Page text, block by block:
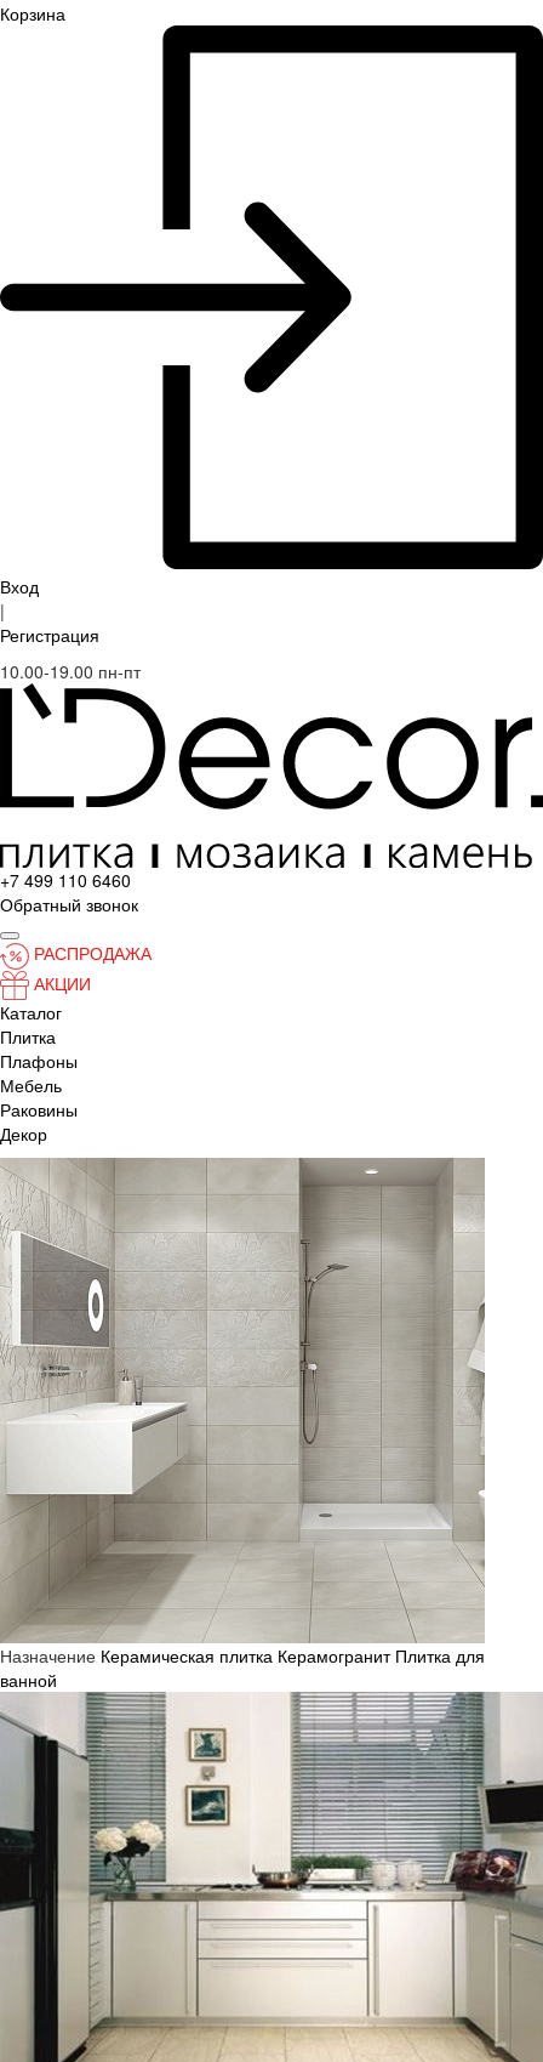
Корзина
Вход
|
Регистрация
10.00-19.00 пн-пт
+7 499 110 6460
Обратный звонок
РАСПРОДАЖА
АКЦИИ
Каталог
Плитка
Плафоны
Мебель
Раковины
Декор
Назначение Керамическая плитка Керамогранит Плитка для
ванной